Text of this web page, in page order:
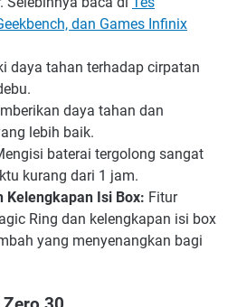
dan Games Infinix
daya tahan terhadap cirpatan
daya tahan dan
lebih baik.
baterai tergolong sangat
kurang dari 1 jam.
Kelengkapan Isi Box: Fitur
Ring dan kelengkapan isi box
yang menyenangkan bagi